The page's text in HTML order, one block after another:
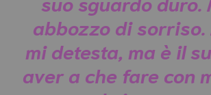
abbozzo di
mi detesta, ma è il
aver a che fare con